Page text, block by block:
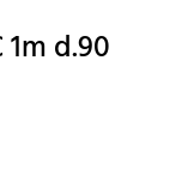
1m d.90